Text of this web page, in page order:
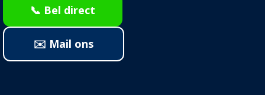
📞 Bel direct
✉️ Mail ons